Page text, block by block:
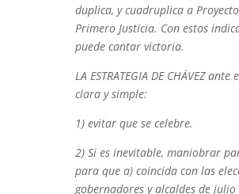
duplica, y cuadruplica a
Primero Justicia. Con estos
puede cantar victoria.
LA ESTRATEGIA DE CHÁVEZ
clara y simple:
1) evitar que se celebre.
2) Si es inevitable, maniobrar
para que a) coincida con las
gobernadores y alcaldes de julio